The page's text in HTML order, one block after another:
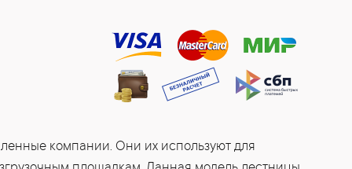
компании. Они их используют для